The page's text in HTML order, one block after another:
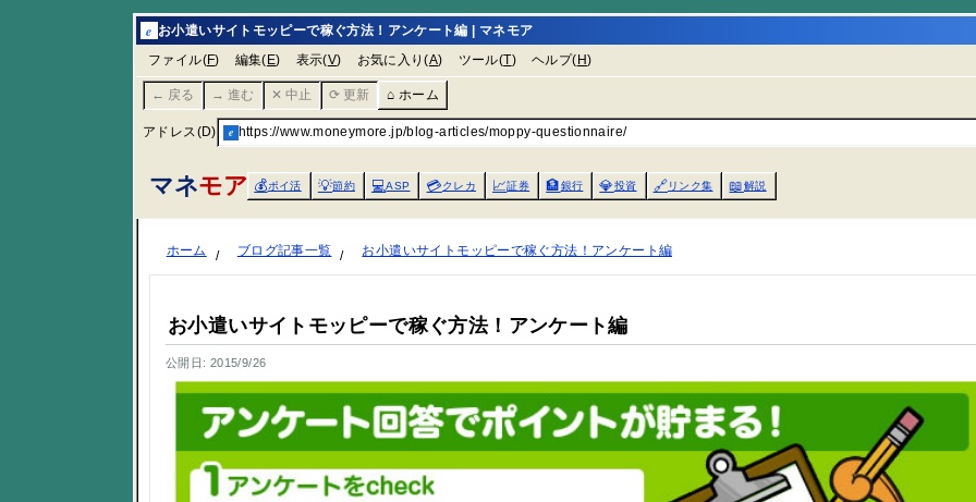
e お小遣いサイトモッピーで稼ぐ方法！アンケート編 | マネモア
ファイル(F) 編集( E) 表示(V) お気に入り(A) ツール(T) ヘルプ( H)
← 戻る → 進む ✕ 中止 ⟳ 更新 ⌂ ホーム
アドレス(D) e https://www.moneymore.jp/blog-articles/moppy-questionnaire/
マネモア 💰ポイ活 💡節約 💻ASP 💳クレカ 📈証券 🏦銀行 💎投資 🔗リンク集 📖解説
ホーム ブログ記事一覧 お小遣いサイトモッピーで稼ぐ方法！アンケート編
お小遣いサイトモッピーで稼ぐ方法！アンケート編
公開日: 2015/9/26